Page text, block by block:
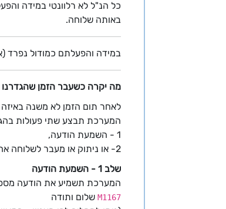
כל הנ"ל לא רלוונטי במידה
באותה שלוחה.
במידה והפעלתם כמודול נפרד
מה יקרה כשעבר הזמן שהגדרנו
לאחר תום הזמן לא משנה
המערכת תבצע שתי פעולות
1 - השמעת הודעה,
2- או ניתוק או מעבר לשלוחה אחרת.
שלב 1 - השמעת הודעה
המערכת תשמיע את הודעה מספר
M1167 שלום ותודה